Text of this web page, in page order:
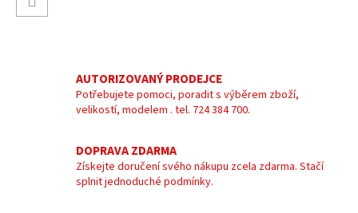
AUTORIZOVANÝ PRODEJCE
Potřebujete pomoci, poradit s výběrem zboží,
velikostí, modelem . tel. 724 384 700.
DOPRAVA ZDARMA
Získejte doručení svého nákupu zcela zdarma. Stačí
splnit jednoduché podmínky.